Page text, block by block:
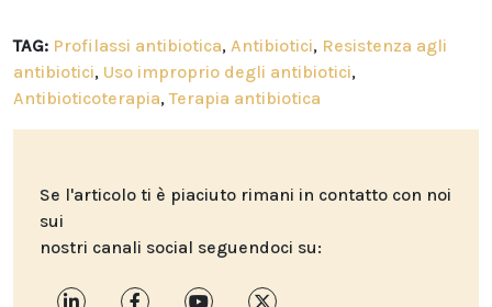
TAG: Profilassi antibiotica, Antibiotici, Resistenza agli
antibiotici, Uso improprio degli antibiotici,
Antibioticoterapia,Terapia antibiotica
Se l'articolo ti è piaciuto rimani in contatto con noi
sui
nostri canali social seguendoci su: